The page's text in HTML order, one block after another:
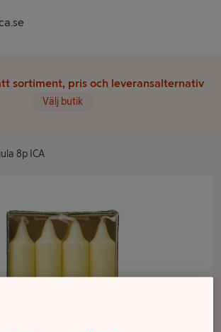
sortiment, pris och leveransalternativ
Välj butik
8p ICA